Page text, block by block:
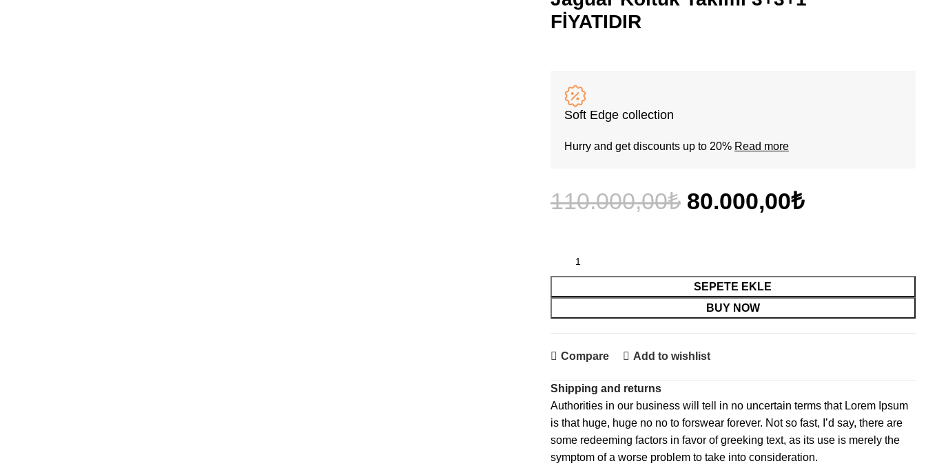
FİYATIDIR
Soft Edge collection
Hurry and get discounts up to 20% Read more
110.000,00₺ Orijinal
110.000,00₺.
80.000,00₺Şu
fiyat:
80.000,00₺.
SEPETE EKLE
BUY NOW
Compare Add to wishlist
Shipping and returns
Authorities in our business will tell in no uncertain terms that Lorem Ipsum
is that huge, huge no no to forswear forever. Not so fast, I’d say, there are
some redeeming factors in favor of greeking text, as its use is merely the
symptom of a worse problem to take into consideration.